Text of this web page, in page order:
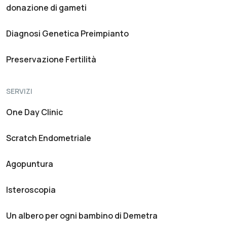
donazione di gameti
Diagnosi Genetica Preimpianto
Preservazione Fertilità
SERVIZI
One Day Clinic
Scratch Endometriale
Agopuntura
Isteroscopia
Un albero per ogni bambino di Demetra